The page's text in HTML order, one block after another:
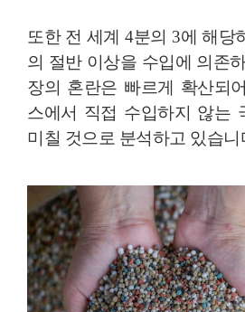
또한 전 세계 4분의 3에 해당
의 절반 이상을 수입에 의존
장의 혼란은 빠르게 확산되
스에서 직접 수입하지 않는
미칠 것으로 분석하고 있습니